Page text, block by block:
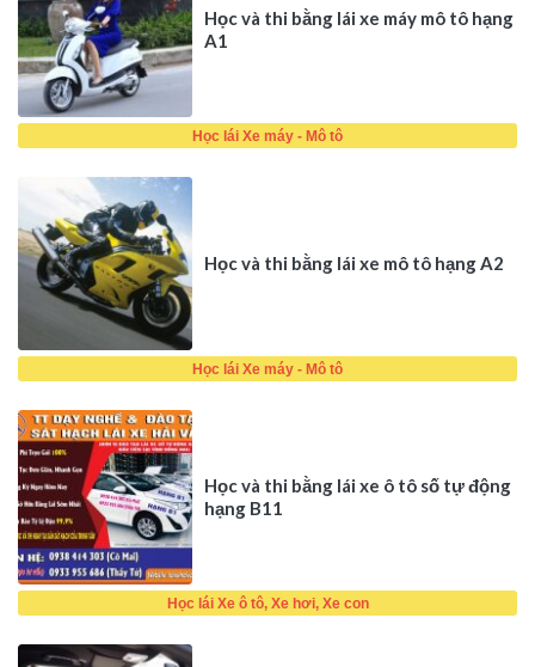
Học và thi bằng lái xe máy mô tô hạng
A1
Học lái Xe máy - Mô tô
Học và thi bằng lái xe mô tô hạng A2
Học lái Xe máy - Mô tô
Học và thi bằng lái xe ô tô số tự động
hạng B11
Học lái Xe ô tô, Xe hơi, Xe con